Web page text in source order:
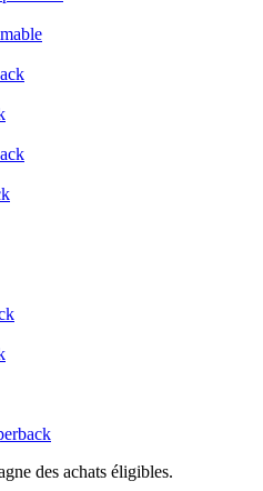
des achats éligibles.